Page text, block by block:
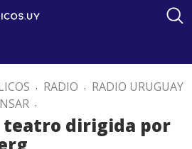
. RADIO . RADIO URUGUAY
.
teatro dirigida por